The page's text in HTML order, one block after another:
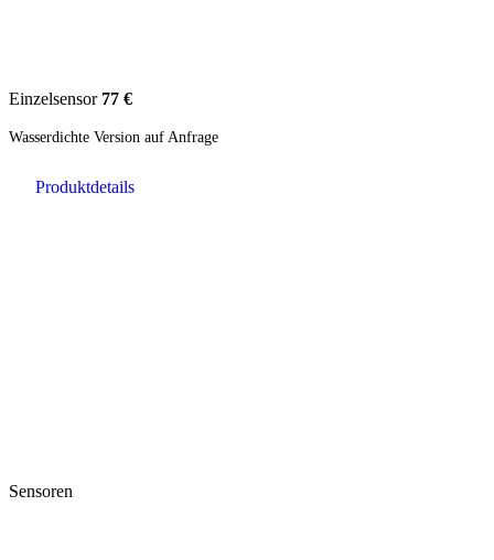
Einzelsensor 77 €
Wasserdichte Version auf Anfrage
Produktdetails
Sensoren